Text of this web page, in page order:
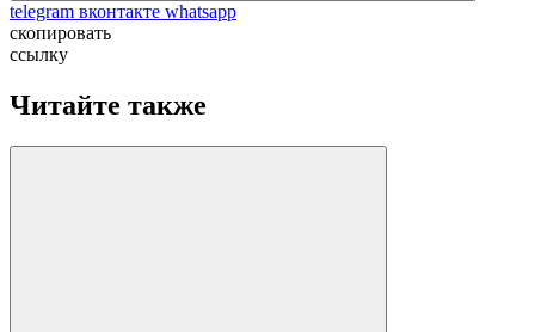
telegram вконтакте whatsapp
скопировать
ссылку
Читайте также